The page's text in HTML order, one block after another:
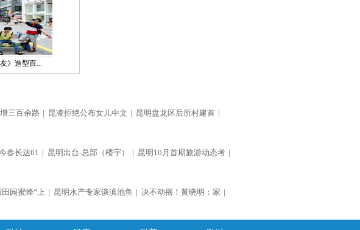
友》造型百...
三百余路 | 昆凌拒绝公布女儿中文 | 昆明盘龙区后所村建首 |
春长达61 | 昆明出台-总部（楼宇） | 昆明10月首期旅游动态考 |
园蜜蜂“上 | 昆明水产专家谈滇池鱼 | 决不动摇！黄晓明：家 |